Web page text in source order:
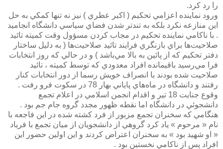
را رد كرد.
ورود نماينده اعزامي تحكيم ( اكبر عطري ) نيز نه تنها كمكي به حل
اين منازعه نكرد بلكه به تندتر شدن فضاي سياسي دانشگاه انجاميد
. با ناكامي نماينده تحكيم در مجاب كردن مسؤول وقت كميته تائيد
صلاحيت‌ها براي بازنگري فرايند تائيد صلاحيت‌ها ( به دليل ساختار
دفتر تحكيم كه از پائين به بالا مي‌باشد ) و در حالي كه روز انتخابات
فرا مي‌رسيد باقيمانده افراد معدودي كه توسط كميته ، تائيد
صلاحيت شده بودند با انصراف خويش رسما از دور انتخابات كنار
رفتند و دانشگاه در ماه‌هاي پاياني بهار 78 در سكوت فرو رفت .
وقوع جنايت 18 تير و اقدام انجمن اسلامي در اعلام تجمع
دانشجوئي در دانشگاه اما نقطه ظهور مجدد گروه جام جم بود .
هنگامي كه سخنران تجمع مزبور از فرد كشته شده در اين فاجعه با
نام « مرحوم » ياد كرد گروهي از دانشجويان از ميان تجمع با فرياد
« او شهيد بود » به سخنران اعتراض كردند و اين اولين حضور اين
افراد پس از ناكامي نخستين بود .